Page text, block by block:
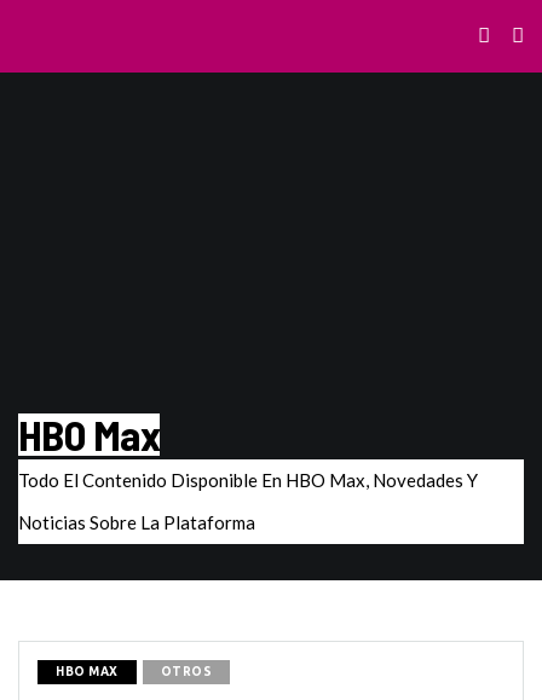
HBO Max
Todo El Contenido Disponible En HBO Max, Novedades Y
Noticias Sobre La Plataforma
HBO MAX OTROS